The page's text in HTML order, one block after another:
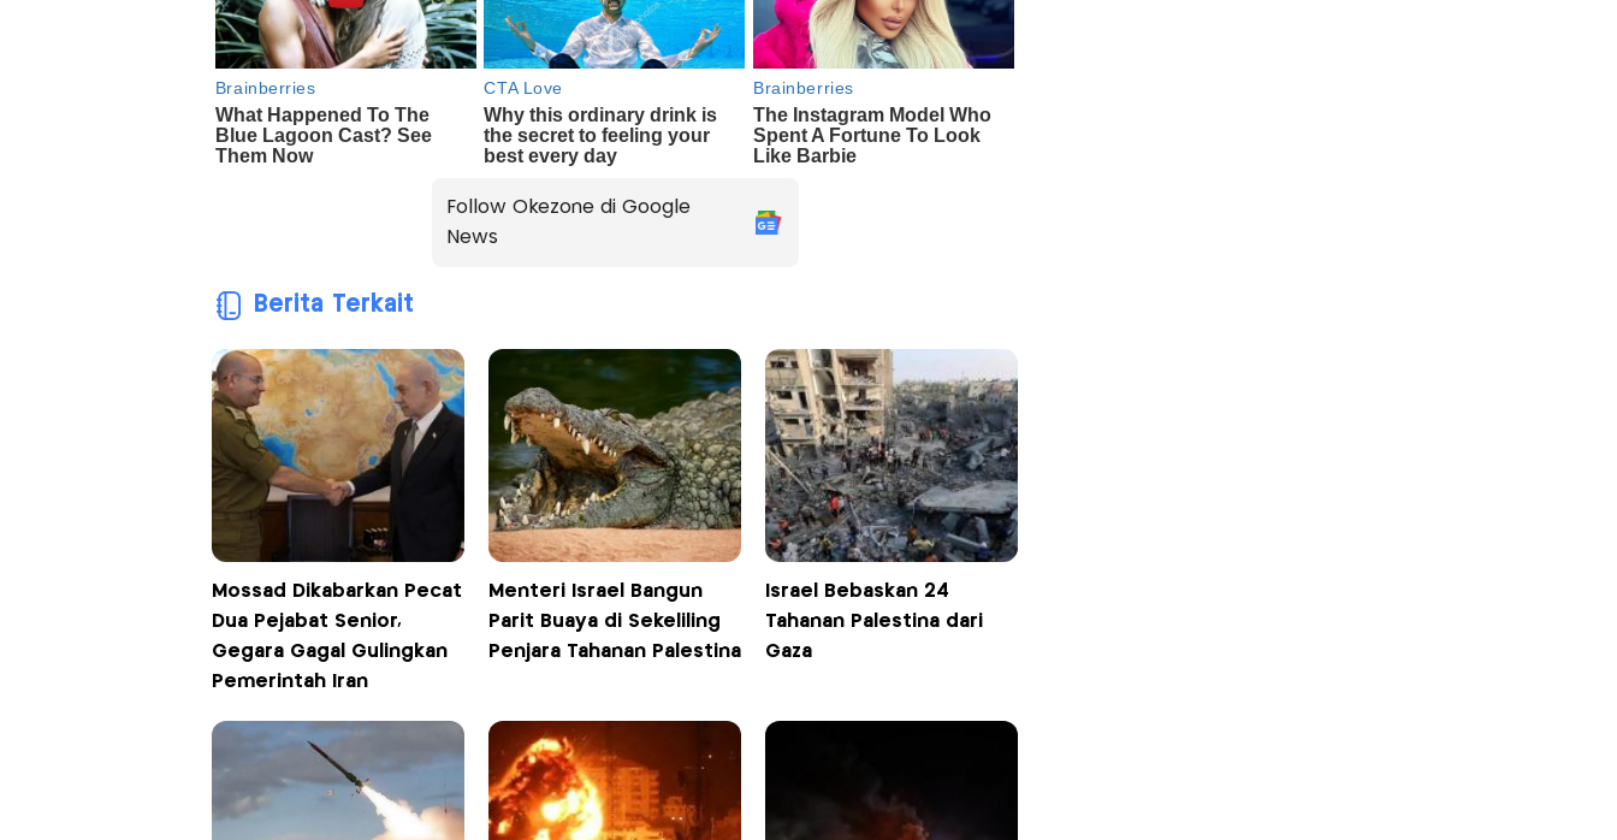
Follow Okezone di Google
News
Berita Terkait
Mossad Dikabarkan Pecat
Dua Pejabat Senior,
Gegara Gagal Gulingkan
Pemerintah Iran
Menteri Israel Bangun
Parit Buaya di Sekeliling
Penjara Tahanan Palestina
Israel Bebaskan 24
Tahanan Palestina dari
Gaza